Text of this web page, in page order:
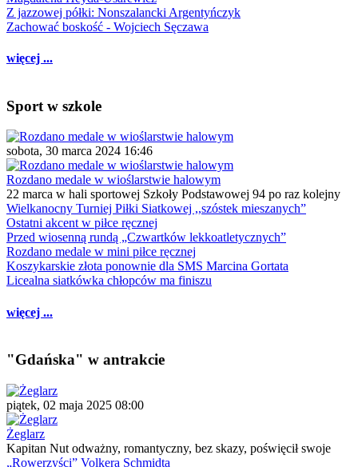
Z jazzowej półki: Nonszalancki Argentyńczyk
Zachować boskość - Wojciech Sęczawa
więcej ...
Sport w szkole
sobota, 30 marca 2024 16:46
Rozdano medale w wioślarstwie halowym
22 marca w hali sportowej Szkoły Podstawowej 94 po raz kolejny
Wielkanocny Turniej Piłki Siatkowej ,,szóstek mieszanych”
Ostatni akcent w piłce ręcznej
Przed wiosenną rundą „Czwartków lekkoatletycznych”
Rozdano medale w mini piłce ręcznej
Koszykarskie złota ponownie dla SMS Marcina Gortata
Licealna siatkówka chłopców ma finiszu
więcej ...
"Gdańska" w antrakcie
piątek, 02 maja 2025 08:00
Żeglarz
Kapitan Nut odważny, romantyczny, bez skazy, poświęcił swoje
„Rowerzyści” Volkera Schmidta